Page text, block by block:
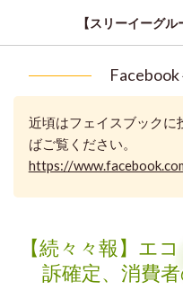
【スリーイーグ
近頃はフェイスブックに
ばご覧ください。
https://
【続々々報】エ
訴確定、消費